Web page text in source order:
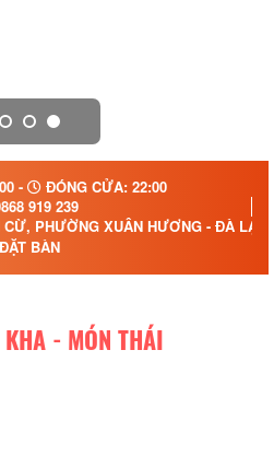
-
ĐÓNG CỬA: 22:00
919 239
PHƯỜNG XUÂN HƯƠNG - ĐÀ
ĐẶT BÀN
- MÓN THÁI